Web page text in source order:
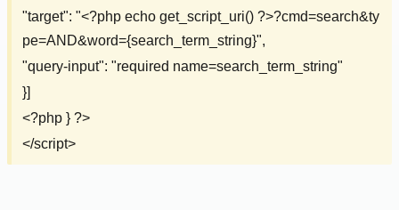
"target": "<?php echo get_script_uri() ?>?cmd=search&ty
pe=AND&word={search_term_string}",
"query-input": "required name=search_term_string"
}]
<?php } ?>
</script>